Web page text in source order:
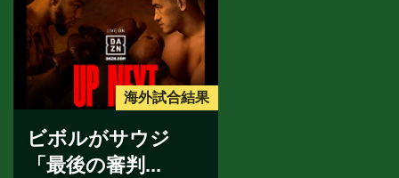
海外試合結果
ビボルがサウジ
「最後の審判...